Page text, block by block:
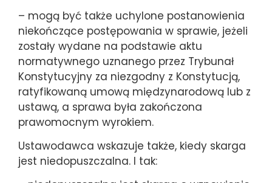
– mogą być także uchylone postanowienia
niekończące postępowania w sprawie, jeżeli
zostały wydane na podstawie aktu
normatywnego uznanego przez Trybunał
Konstytucyjny za niezgodny z Konstytucją,
ratyfikowaną umową międzynarodową lub z
ustawą, a sprawa była zakończona
prawomocnym wyrokiem.
Ustawodawca wskazuje także, kiedy skarga
jest niedopuszczalna. I tak: